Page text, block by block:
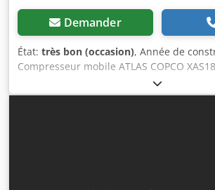
Demander
État: très bon (occasion), Année de
Compresseur mobile ATLAS COPCO
refroidisseur final, entièrement révisé.
techniques : Débit : 11,10 m3/min ;
bars ; Année de fabrication : 2014 Moteur